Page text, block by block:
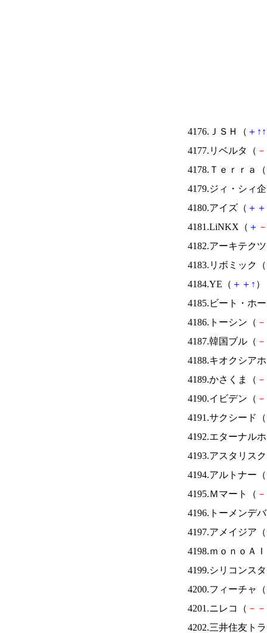
4176.ＪＳＨ（ ＋ ↑ ↑
4177.リベルタ（ －
4178.Ｔｅｒｒａ（
4179.ジィ・シィ
4180.アイズ（ ＋ ＋
4181.LiNKX（ ＋ －
4182.アーキテク
4183.リボミック（
4184.YE（ ＋ ＋ ↑ ）
4185.ビート・ホ
4186.トーシン（ －
4187.韓国ブル（ －
4188.キオクシア
4189.かさくま（ －
4190.イビデン（ －
4191.サクシード（
4192.エターナル
4193.アスタリス
4194.アルトナー（
4195.Ｍマート（ －
4196.トーメンデ
4197.アメイジア（
4198.ｍｏｎｏＡ
4199.シリコンス
4200.フィーチャ（
4201.ニレコ（ － －
4202.三井住友ト